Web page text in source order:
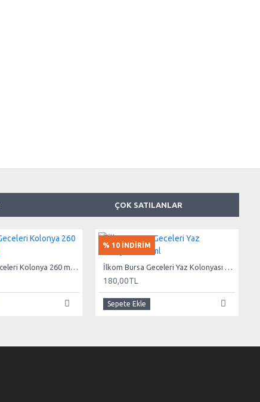
ÇOK SATILANLAR
İlkom Bursa Geceleri Kolonya 260 ml 4’lü Set
% 10 İNDİRİM
İlkom Bursa Geceleri Yaz Kolonyası 260 ml
180,00TL
Sepete Ekle